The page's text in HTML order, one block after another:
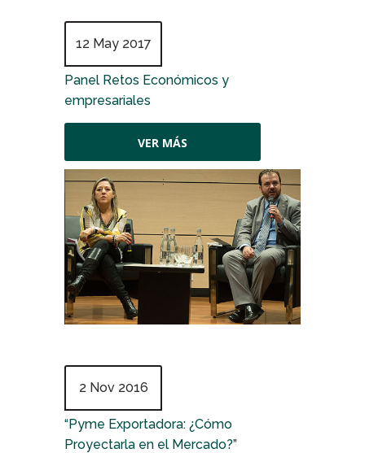
12 May 2017
Panel Retos Económicos y
empresariales
VER MÁS
2 Nov 2016
“Pyme Exportadora: ¿Cómo
Proyectarla en el Mercado?”